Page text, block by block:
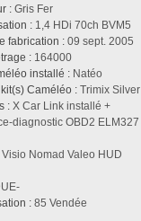
: Gris Fer
: 1,4 HDi 70ch BVM5
fabrication : 09 sept. 2005
: 164000
installé : Natéo
Caméléo : Trimix Silver
: X Car Link installé +
diagnostic OBD2 ELM327
Nomad Valeo HUD
: 85 Vendée